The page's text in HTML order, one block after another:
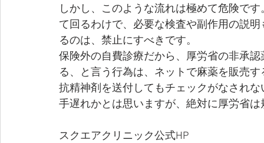
しかし、このような流れは極めて危険で
て回るわけで、必要な検査や副作用の説
るのは、禁止にすべきです。
保険外の自費診療だから、厚労省の非承
る、と言う行為は、ネットで麻薬を販売
抗精神剤を送付してもチェックがなされ
手遅れかとは思いますが、絶対に厚労省
スクエアクリニック公式HP